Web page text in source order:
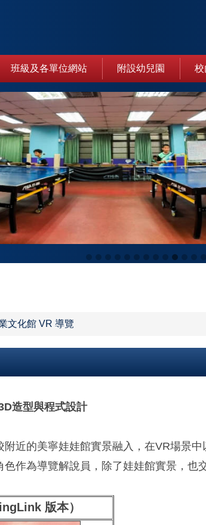
班級及各單位網站 附設幼兒園 校
文化館 VR 導覽
造型與程式設計
近的美寧娃娃館實景融入，在VR場景
作為導覽解說員，除了娃娃館實景，也
版本）